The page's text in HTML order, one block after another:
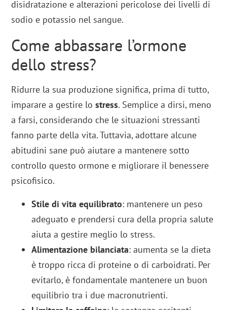
disidratazione e alterazioni pericolose dei livelli di
sodio e potassio nel sangue.
Come abbassare l’ormone
dello stress?
Ridurre la sua produzione significa, prima di tutto,
imparare a gestire lostress. Semplice a dirsi, meno
a farsi, considerando che le situazioni stressanti
fanno parte della vita. Tuttavia, adottare alcune
abitudini sane può aiutare a mantenere sotto
controllo questo ormone e migliorare il benessere
psicofisico.
Stile di vita equilibrato: mantenere un peso
adeguato e prendersi cura della propria salute
aiuta a gestire meglio lo stress.
Alimentazione bilanciata: aumenta se la dieta
è troppo ricca di proteine o di carboidrati. Per
evitarlo, è fondamentale mantenere un buon
equilibrio tra i due macronutrienti.